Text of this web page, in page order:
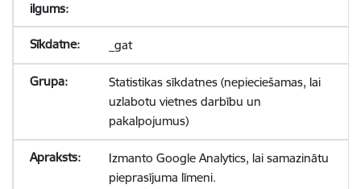
_gat
Statistikas sīkdatnes (nepieciešamas, lai
uzlabotu vietnes darbību un
pakalpojumus)
Izmanto Google Analytics, lai samazinātu
pieprasījuma līmeni.